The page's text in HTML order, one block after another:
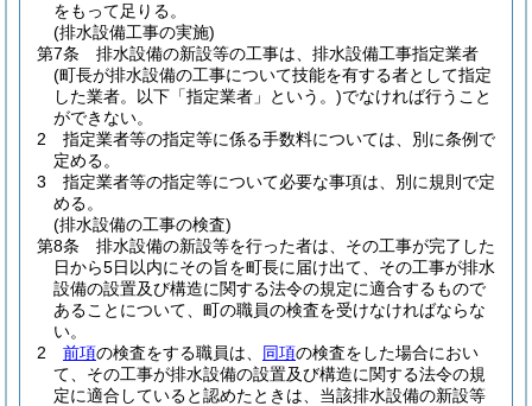
をもって足りる。
(排水設備工事の実施)
第7条
排水設備の新設等の工事は、排水設備工事指定業者
(町長が排水設備の工事について技能を有する者として指定
した業者。以下「指定業者」という。)でなければ行うこと
ができない。
2
指定業者等の指定等に係る手数料については、別に条例で
定める。
3
指定業者等の指定等について必要な事項は、別に規則で定
める。
(排水設備の工事の検査)
第8条
排水設備の新設等を行った者は、その工事が完了した
日から5日以内にその旨を町長に届け出て、その工事が排水
設備の設置及び構造に関する法令の規定に適合するもので
あることについて、町の職員の検査を受けなければならな
い。
2
前項の検査をする職員は、 同項の検査をした場合におい
て、その工事が排水設備の設置及び構造に関する法令の規
定に適合していると認めたときは、当該排水設備の新設等